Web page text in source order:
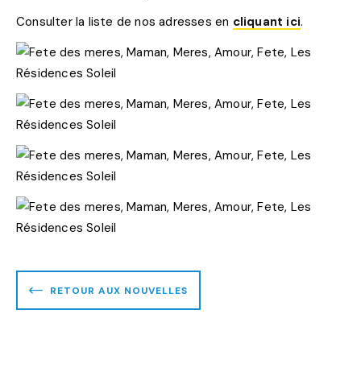
Consulter la liste de nos adresses en cliquant ici.
RETOUR AUX NOUVELLES